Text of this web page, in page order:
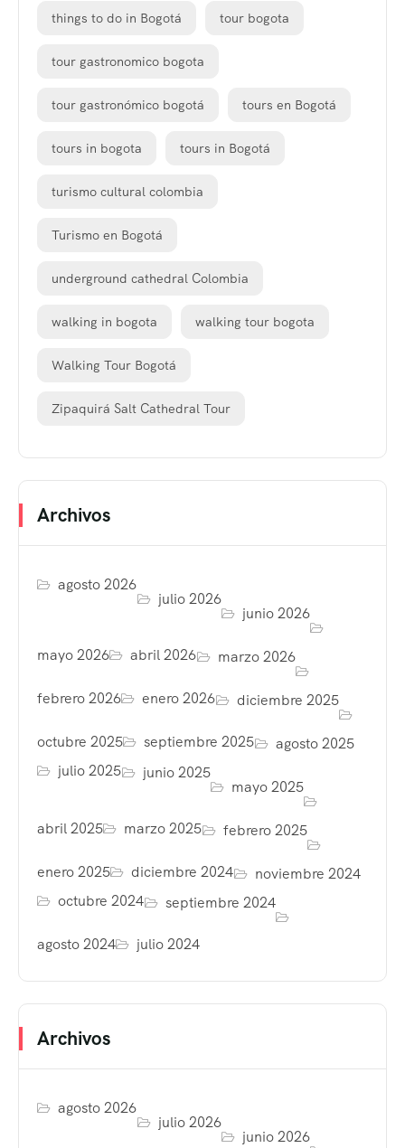
things to do in Bogotá tour bogota
tour gastronomico bogota
tour gastronómico bogotá tours en Bogotá
tours in bogota tours in Bogotá
turismo cultural colombia
Turismo en Bogotá
underground cathedral Colombia
walking in bogota walking tour bogota
Walking Tour Bogotá
Zipaquirá Salt Cathedral Tour
Archivos
agosto 2026
julio 2026
junio 2026
mayo 2026 abril 2026 marzo 2026
febrero 2026 enero 2026 diciembre 2025
octubre 2025 septiembre 2025
agosto 2025
julio 2025
junio 2025
mayo 2025
abril 2025 marzo 2025 febrero 2025
enero 2025 diciembre 2024
noviembre 2024
octubre 2024
septiembre 2024
agosto 2024 julio 2024
Archivos
agosto 2026
julio 2026
junio 2026